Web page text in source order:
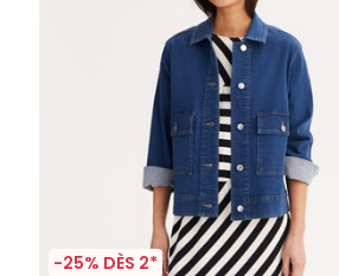
-25% DÈS 2*